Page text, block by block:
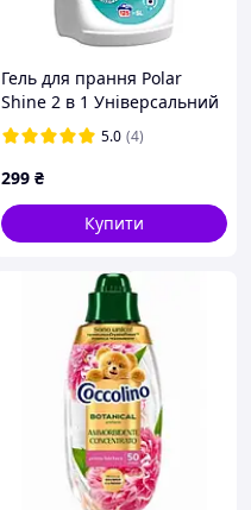
Гель для прання Polar
Shine 2 в 1 Універсальний
з додаванням
кондиціонера 5 л
(4823069707446/
5.0 (4)
299 ₴
Купити